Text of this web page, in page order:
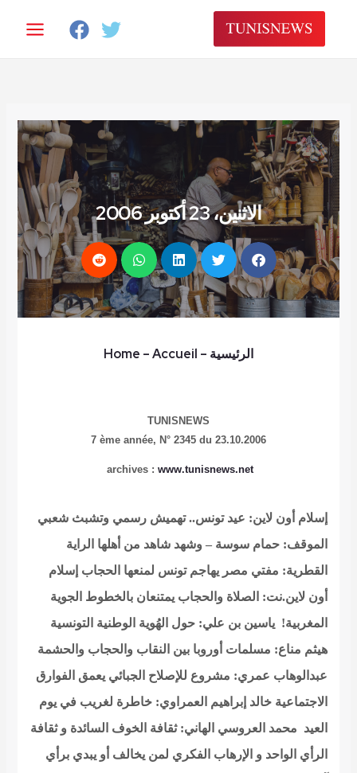
المحتوى
الاثنين، 23 أكتوبر 2006
Home – Accueil – الرئيسية
TUNISNEWS
7 ème année, N° 2345 du 23.10.2006
archives : www.tunisnews.net
إسلام أون لاين: عيد تونس.. تهميش رسمي وتشبث شعبي
الموقف: حمام سوسة – وشهد شاهد من أهلها الراية
القطرية: مفتي مصر يهاجم تونس لمنعها الحجاب إسلام
أون لاين.نت: الصلاة والحجاب يمتنعان بالخطوط الجوية
المغربية! ياسين بن علي: حول الهُوية الوطنية التونسية
هيثم مناع: مسلمات أوروبا بين النقاب والحجاب والحشمة
عبدالوهاب عمري: مشروع للإصلاح الجبائي يعمق الفوارق
الاجتماعية خالد إبراهيم العمراوي: خاطرة لغريب في يوم
العيد محمد العروسي الهاني: ثقافة الخوف السائدة و ثقافة
الرأي الواحد و الإرهاب الفكري لمن يخالف أو يبدي برأي